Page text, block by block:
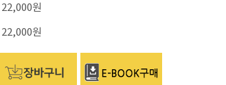
22,000원
22,000원